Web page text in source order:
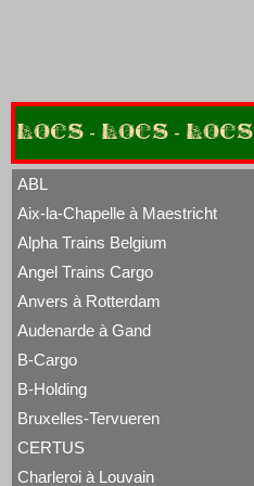
LOCS - LOCS - LOCS
ABL
Tout ABL
Baldwin
Brigadelok
Hors Type Voyageurs
Locotracteur
Rail-Route
Type 28
Type 93
Type 28
Type 29
WR 360 C14 K
Aix-la-Chapelle à Maestricht
Tout Aix-la-Chapelle à Maestricht
13 à 15
16
20 à 22
31 à 37
81 à 84
Alpha Trains Belgium
Tout Alpha Trains Belgium
G2000-3
TRAXX F140 MS
Angel Trains Cargo
Tout Angel Trains Cargo
G2000-3
TRAXX F140 MS
Anvers à Rotterdam
Tout Anvers à Rotterdam
1 à 6
7 à 9
11 à 14
19 à 21
Hors Type
Audenarde à Gand
Tout Audenarde à Gand
Hainaut-et-Flandres
B-Cargo
Tout B-Cargo
Série 12
Série 13
Série 23
II
Série 29 II
B-Holding
Tout B-Holding
Série 00 tranche 1963
Bruxelles-Tervueren
Tout Bruxelles-Tervueren
Marchandises
CERTUS
Charleroi à Louvain